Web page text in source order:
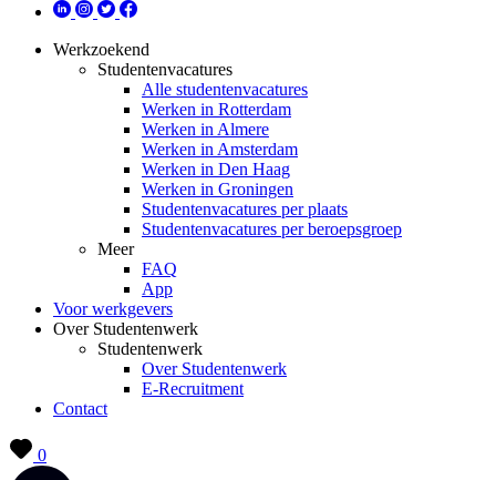
Werkzoekend
Studentenvacatures
Alle studentenvacatures
Werken in Rotterdam
Werken in Almere
Werken in Amsterdam
Werken in Den Haag
Werken in Groningen
Studentenvacatures per plaats
Studentenvacatures per beroepsgroep
Meer
FAQ
App
Voor werkgevers
Over Studentenwerk
Studentenwerk
Over Studentenwerk
E-Recruitment
Contact
0